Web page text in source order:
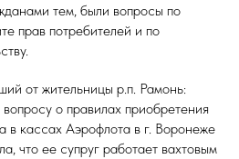
тем, были вопросы по
прав потребителей и по
от жительницы р.п. Рамонь:
о правилах приобретения
в кассах Аэрофлота в г. Воронеже
что ее супруг работает вахтовым